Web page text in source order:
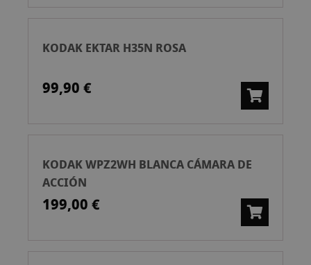
KODAK EKTAR H35N ROSA
99,90 €
KODAK WPZ2WH BLANCA CÁMARA DE
ACCIÓN
199,00 €